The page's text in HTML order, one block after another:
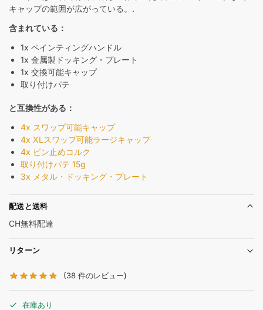
キャップの範囲が広がっている。.
含まれている：
1x ペインティングハンドル
1x 金属製ドッキング・プレート
1x 交換可能キャップ
取り付けパテ
と互換性がある：
4x スワップ可能キャップ
4x XLスワップ可能ラージキャップ
4x ピン止めコルク
取り付けパテ 15g
3x メタル・ドッキング・プレート
配送と送料
CH無料配達
リターン
(38 件のレビュー)
在庫あり